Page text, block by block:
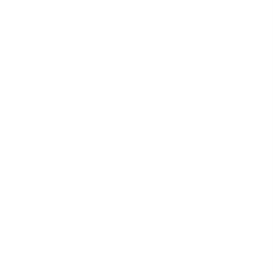
clasice de volum.
peria sau pieptănul pentru a activa și distribui volumul.